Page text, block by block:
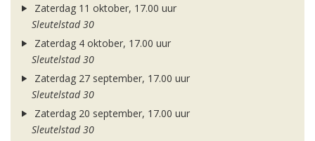
Zaterdag 11 oktober, 17.00 uur
Sleutelstad 30
Zaterdag 4 oktober, 17.00 uur
Sleutelstad 30
Zaterdag 27 september, 17.00 uur
Sleutelstad 30
Zaterdag 20 september, 17.00 uur
Sleutelstad 30